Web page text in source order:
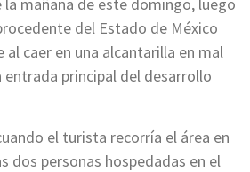
del Estado de México
caer en una alcantarilla en mal
entrada principal del desarrollo
el turista recorría el área en
dos personas hospedadas en el